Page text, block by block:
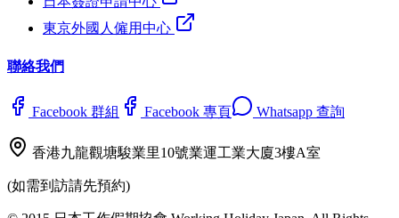
東京外國人僱用中心
聯絡我們
Facebook 群組 Facebook 專頁 Whatsapp 查詢
香港九龍觀塘駿業里10號業運工業大廈3樓A室
(如需到訪請先預約)